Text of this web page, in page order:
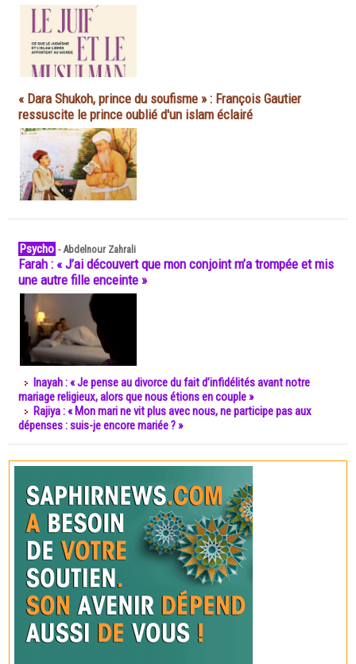
« Dara Shukoh, prince du soufisme » : François Gautier
ressuscite le prince oublié d'un islam éclairé
Psycho -Abdelnour Zahrali
Farah : « J’ai découvert que mon conjoint m’a trompée et mis
une autre fille enceinte »
Inayah : « Je pense au divorce du fait d’infidélités avant notre
mariage religieux, alors que nous étions en couple »
Rajiya : « Mon mari ne vit plus avec nous, ne participe pas aux
dépenses : suis-je encore mariée ? »